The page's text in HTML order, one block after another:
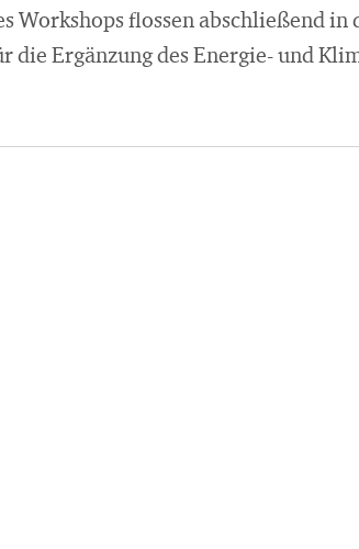
Workshops flossen abschließend in
die Ergänzung des Energie- und